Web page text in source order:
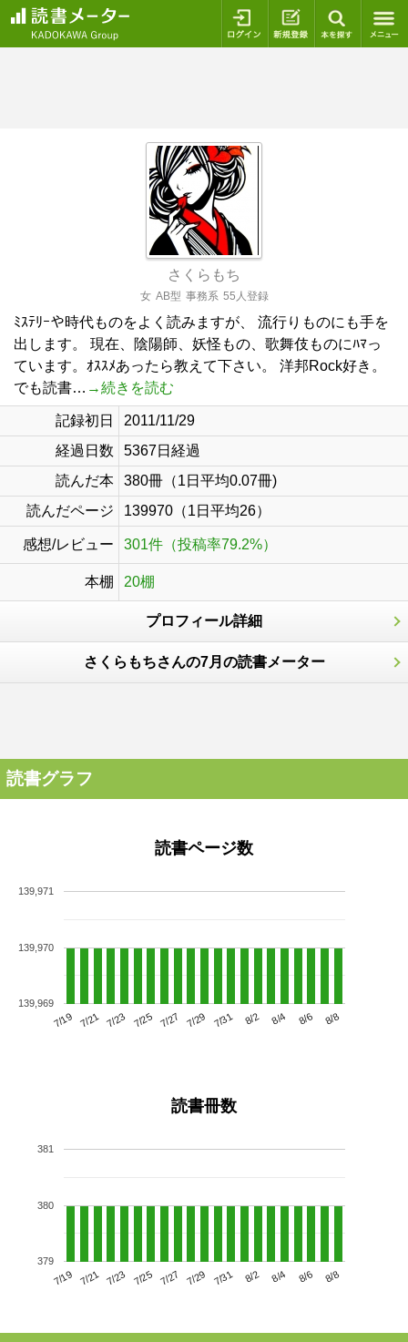
ログイン 新規登録
さくらもち
女 AB型 事務系 55人登録
ﾐｽﾃﾘｰや時代ものをよく読みますが、 流行りものにも手を
出します。 現在、陰陽師、妖怪もの、歌舞伎ものにﾊﾏっ
ています。ｵｽｽﾒあったら教えて下さい。 洋邦Rock好き。
でも読書… →続きを読む
記録初日
2011/11/29
経過日数
5367日経過
読んだ本
380冊（1日平均0.07冊)
読んだページ
139970（1日平均26）
感想/レビュー 301件（投稿率79.2%）
本棚 20棚
プロフィール詳細
さくらもちさんの7月の読書メーター
読書グラフ
読書ページ数
7/19 7/21 7/23 7/25 7/27 7/29 7/31 8/2 8/4 8/6 8/8
139,969
139,970
139,971
読書冊数
7/19 7/21 7/23 7/25 7/27 7/29 7/31 8/2 8/4 8/6 8/8
379
380
381